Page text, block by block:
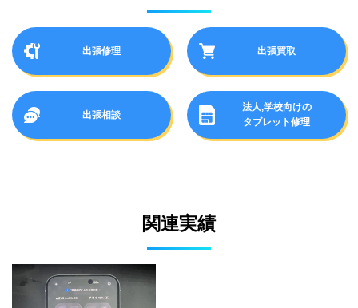
出張修理 出張買取
出張相談
法人,学校向けの
タブレット修理
関連実績